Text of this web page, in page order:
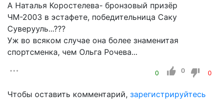
А Наталья Коростелева- бронзовый призёр
ЧМ-2003 в эстафете, победительница Саку
Суверууль...???
Уж во всяком случае она более знаменитая
спортсменка, чем Ольга Рочева...
0 0 0
Чтобы оставить комментарий, зарегистрируйтесь